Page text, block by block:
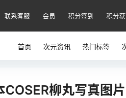
联系客服 会员 积分签到 积分
首页 次元资讯 热门标签
COSER柳丸写真图